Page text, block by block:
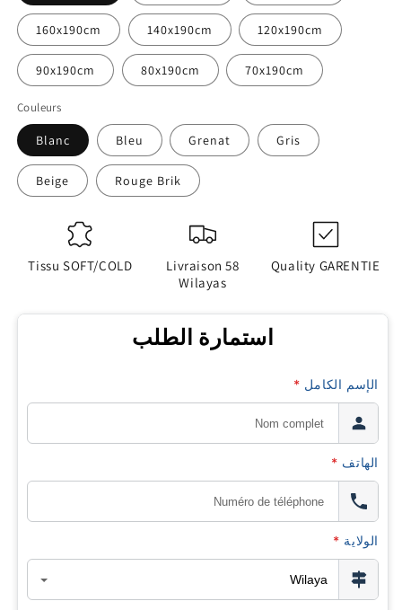
160x190cm 140x190cm 120x190cm
90x190cm 80x190cm 70x190cm
Couleurs
Blanc Bleu Grenat Gris
Beige Rouge Brik
Tissu SOFT/COLD
Livraison 58
Wilayas
Quality GARENTIE
استمارة الطلب
الإسم الكامل *
الهاتف *
الولاية *